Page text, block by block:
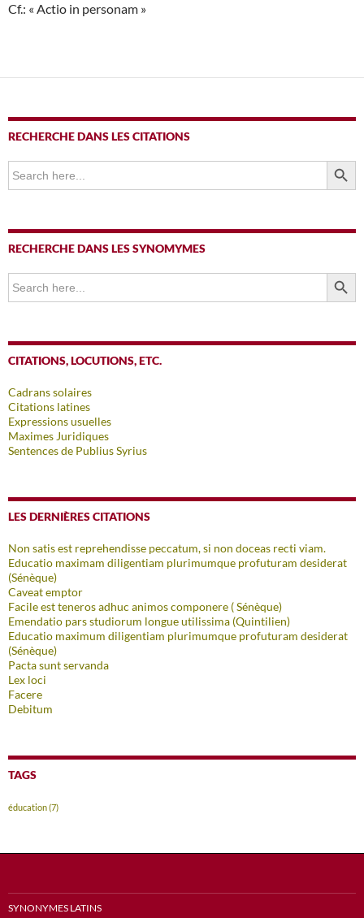
Cf.: « Actio in personam »
RECHERCHE DANS LES CITATIONS
Search
for:
SEARCH
RECHERCHE DANS LES SYNOMYMES
Search
for:
SEARCH
CITATIONS, LOCUTIONS, ETC.
Cadrans solaires
Citations latines
Expressions usuelles
Maximes Juridiques
Sentences de Publius Syrius
LES DERNIÈRES CITATIONS
Non satis est reprehendisse peccatum, si non doceas recti viam.
Educatio maximam diligentiam plurimumque profuturam desiderat
(Sénèque)
Caveat emptor
Facile est teneros adhuc animos componere ( Sénèque)
Emendatio pars studiorum longue utilissima (Quintilien)
Educatio maximum diligentiam plurimumque profuturam desiderat
(Sénèque)
Pacta sunt servanda
Lex loci
Facere
Debitum
TAGS
éducation(7)
SYNONYMES LATINS